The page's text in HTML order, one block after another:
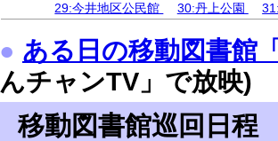
29:今井地区公民館
30:丹上公園
● ある日の移動図書館
んチャンTV」で放映)
移動図書館巡回日程